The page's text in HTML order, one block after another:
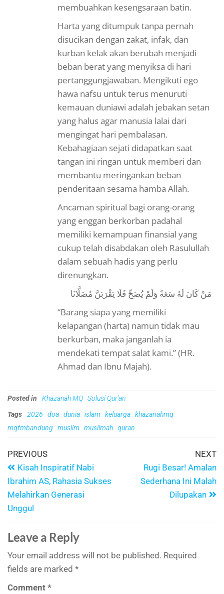
membuahkan kesengsaraan batin.
Harta yang ditumpuk tanpa pernah
disucikan dengan zakat, infak, dan
kurban kelak akan berubah menjadi
beban berat yang menyiksa di hari
pertanggungjawaban. Mengikuti ego
hawa nafsu untuk terus menuruti
kemauan duniawi adalah jebakan setan
yang halus agar manusia lalai dari
mengingat hari pembalasan.
Kebahagiaan sejati didapatkan saat
tangan ini ringan untuk memberi dan
membantu meringankan beban
penderitaan sesama hamba Allah.
Ancaman spiritual bagi orang-orang
yang enggan berkorban padahal
memiliki kemampuan finansial yang
cukup telah disabdakan oleh Rasulullah
dalam sebuah hadis yang perlu
direnungkan.
مَنْ كَانَ لَهُ سَعَةٌ وَلَمْ يُضَحِّ فَلَا يَقْرَبَنَّ مُصَلَّانَا
“Barang siapa yang memiliki
kelapangan (harta) namun tidak mau
berkurban, maka janganlah ia
mendekati tempat salat kami.” (HR.
Ahmad dan Ibnu Majah).
Posted in Khazanah MQ Solusi Qur'an
Tags
2026 doa dunia islam keluarga khazanahmq
mqfmbandung muslim muslimah quran
PREVIOUS
Kisah Inspiratif Nabi
Ibrahim AS, Rahasia Sukses
Melahirkan Generasi
Unggul
NEXT
Rugi Besar! Amalan
Sederhana Ini Malah
Dilupakan
Leave a Reply
Your email address will not be published. Required
fields are marked *
Comment *